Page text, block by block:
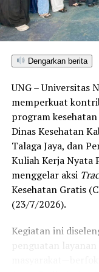
satu-satunya
menembus
di Gorontalo masih
tertinggi di
dalam Rakorwil
usai kegiatan.
Indra
tingkat
layanan keuangan
berada di posisi
menjadi indikator
daerah dalam
Dengarkan berita
UNG – Universitas
memperkuat
program
Dinas Kesehatan
Talaga Jaya, dan
Kuliah Kerja Nyata
menggelar aksi
Kesehatan Gratis
(23/7/2026).
Kegiatan ini
penguatan layanan